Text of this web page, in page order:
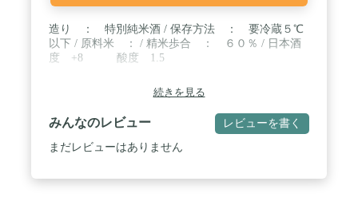
ださい。アルコールの量はほどほどにしましょう。
妊娠中や授乳中の方は飲まないでください。飲み終
わったら缶をリサイクルしましょう / ※パッケージ
や同梱物のデザインは予告なく変更になることがご
ざいます。
造り ： 特別純米酒 / 保存方法 ： 要冷蔵５℃
以下 / 原料米 ： / 精米歩合 ： ６０％ / 日本酒
度 +8 酸度 1.5
続きを見る
みんなのレビュー レビューを書く
まだレビューはありません